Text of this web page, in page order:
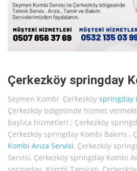
Çerkezköy springday
Seymen Kombi Çerkezköy springday
Çerkezköy bölgesinde hizmet
başlıca hizmetleri ; Çerkezköy
Çerkezköy springday Kombi Bakımı ,
Kombi Arıza Servisi, Çerkezköy
Servisi, Çerkezköy springday Kombi